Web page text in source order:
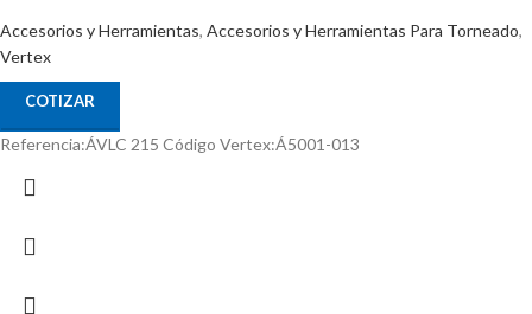
Accesorios y Herramientas, Accesorios y Herramientas Para Torneado,
Vertex
COTIZAR
Referencia:ÁVLC 215 Código Vertex:Á5001-013